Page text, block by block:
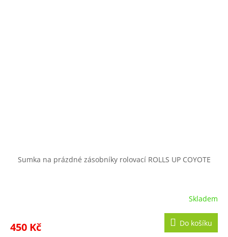
Sumka na prázdné zásobníky rolovací ROLLS UP COYOTE
Skladem
450 Kč Do košíku